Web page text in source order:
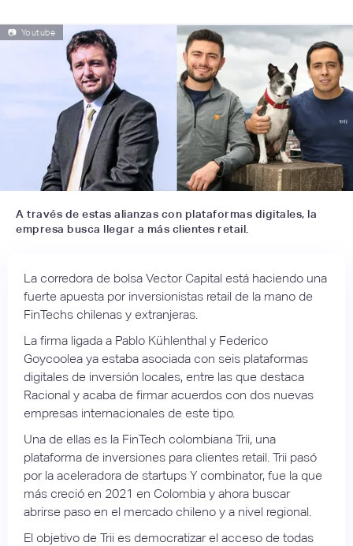
📷 Youtube
A través de estas alianzas con plataformas digitales, la
empresa busca llegar a más clientes retail.
La corredora de bolsa Vector Capital está haciendo una
fuerte apuesta por inversionistas retail de la mano de
FinTechs chilenas y extranjeras.
La firma ligada a Pablo Kühlenthal y Federico
Goycoolea ya estaba asociada con seis plataformas
digitales de inversión locales, entre las que destaca
Racional y acaba de firmar acuerdos con dos nuevas
empresas internacionales de este tipo.
Una de ellas es la FinTech colombiana Trii, una
plataforma de inversiones para clientes retail. Trii pasó
por la aceleradora de startups Y combinator, fue la que
más creció en 2021 en Colombia y ahora buscar
abrirse paso en el mercado chileno y a nivel regional.
El objetivo de Trii es democratizar el acceso de todas